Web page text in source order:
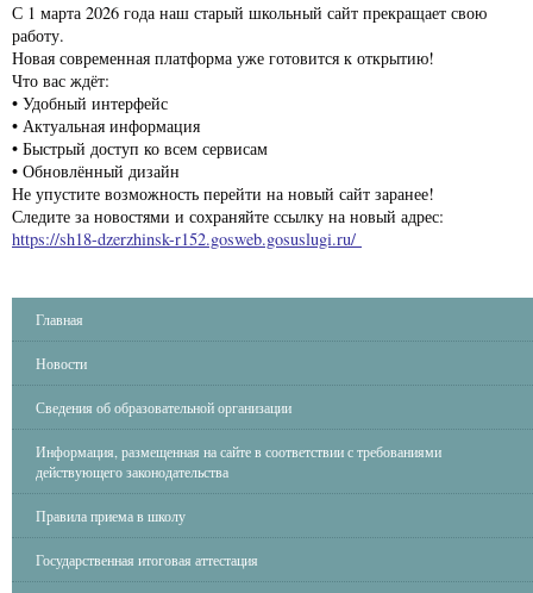
С 1 марта 2026 года наш старый школьный сайт прекращает свою
работу.
Новая современная платформа уже готовится к открытию!
Что вас ждёт:
• Удобный интерфейс
• Актуальная информация
• Быстрый доступ ко всем сервисам
• Обновлённый дизайн
Не упустите возможность перейти на новый сайт заранее!
Следите за новостями и сохраняйте ссылку на новый адрес:
https://sh18-dzerzhinsk-r152.gosweb.gosuslugi.ru/
Главная
Новости
Сведения об образовательной организации
Информация, размещенная на сайте в соответствии с требованиями
действующего законодательства
Правила приема в школу
Государственная итоговая аттестация